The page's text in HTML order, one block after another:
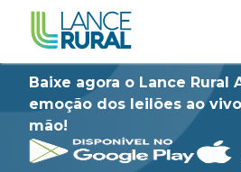
Baixe agora o Lance Rural
emoção dos leilões ao
mão!